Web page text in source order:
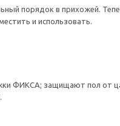
порядок в прихожей.
и использовать.
ФИКСА; защищают пол от